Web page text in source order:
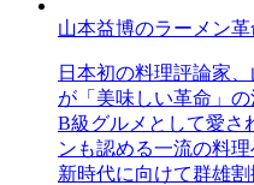
山本益博のラーメン革
日本初の料理評論家
が「美味しい革命」
B級グルメとして愛さ
ンも認める一流の料
新時代に向けて群雄